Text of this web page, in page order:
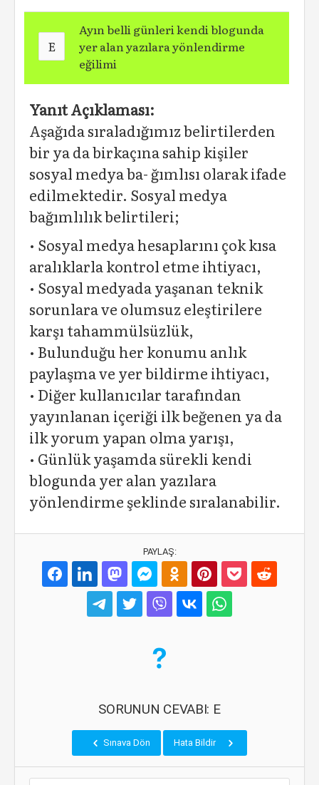
E
Ayın belli günleri kendi blogunda
yer alan yazılara yönlendirme
eğilimi
Yanıt Açıklaması:
Aşağıda sıraladığımız belirtilerden
bir ya da birkaçına sahip kişiler
sosyal medya ba- ğımlısı olarak ifade
edilmektedir. Sosyal medya
bağımlılık belirtileri;
• Sosyal medya hesaplarını çok kısa
aralıklarla kontrol etme ihtiyacı,
• Sosyal medyada yaşanan teknik
sorunlara ve olumsuz eleştirilere
karşı tahammülsüzlük,
• Bulunduğu her konumu anlık
paylaşma ve yer bildirme ihtiyacı,
• Diğer kullanıcılar tarafından
yayınlanan içeriği ilk beğenen ya da
ilk yorum yapan olma yarışı,
• Günlük yaşamda sürekli kendi
blogunda yer alan yazılara
yönlendirme şeklinde sıralanabilir.
PAYLAŞ:
SORUNUN CEVABI: E
Sınava Dön Hata Bildir